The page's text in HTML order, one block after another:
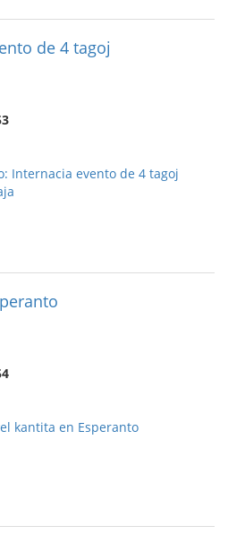
de 4 tagoj
Internacia evento de 4 tagoj
kantita en Esperanto